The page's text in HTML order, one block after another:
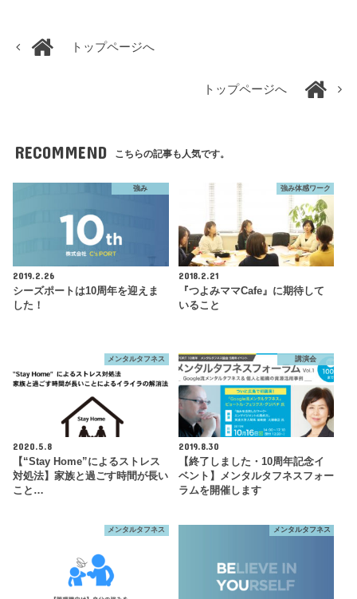
トップページへ
トップページへ
RECOMMEND こちらの記事も人気です。
強み
2019.2.26
シーズポートは10周年を迎えま
した！
強み体感ワーク
2018.2.21
『つよみママCafe』に期待して
いること
メンタルタフネス
2020.5.8
【“Stay Home”によるストレス
対処法】家族と過ごす時間が長い
こと…
講演会
2019.8.30
【終了しました・10周年記念イ
ベント】メンタルタフネスフォー
ラムを開催します
メンタルタフネス メンタルタフネス